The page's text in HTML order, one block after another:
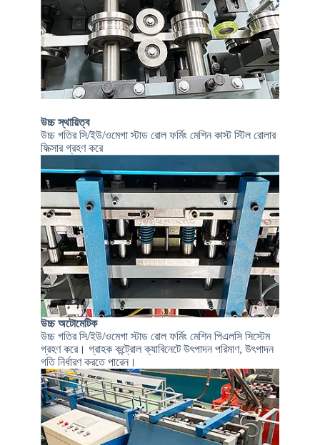
উচ্চ স্থায়িত্ব
উচ্চ গতির সি/ইউ/ওমেগা স্টাড রোল ফর্মিং মেশিন কাস্ট স্টিল রোলার
ফিক্সার গ্রহণ করে
উচ্চ অটোমেটিক
উচ্চ গতির সি/ইউ/ওমেগা স্টাড রোল ফর্মিং মেশিন পিএলসি সিস্টেম
গ্রহণ করে। গ্রাহক কন্ট্রোল ক্যাবিনেটে উৎপাদন পরিমাণ, উৎপাদন
গতি নির্ধারণ করতে পারেন।